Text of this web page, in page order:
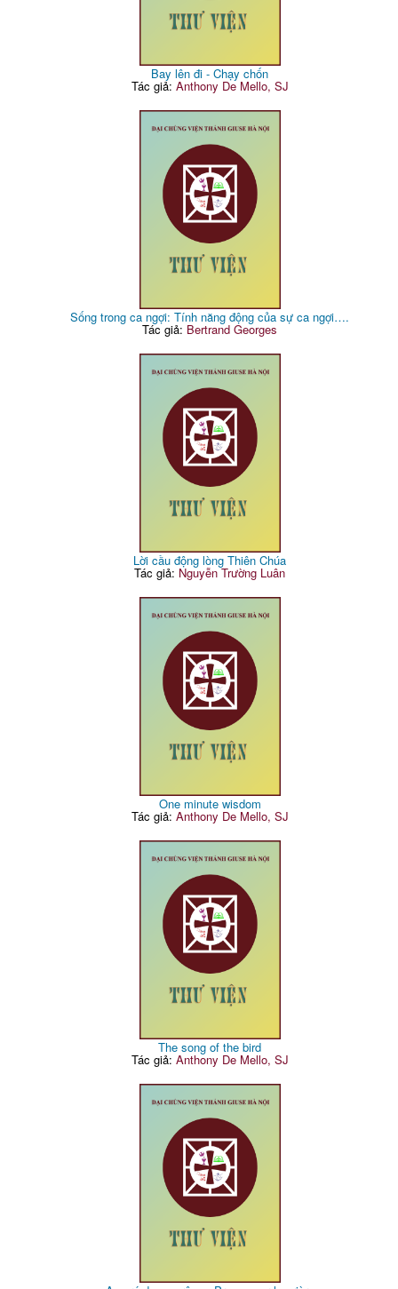
Bay lên đi - Chạy chốn
Tác giả: Anthony De Mello, SJ
Sống trong ca ngợi: Tính năng động của sự ca ngợi….
Tác giả: Bertrand Georges
Lời cầu động lòng Thiên Chúa
Tác giả: Nguyễn Trường Luân
One minute wisdom
Tác giả: Anthony De Mello, SJ
The song of the bird
Tác giả: Anthony De Mello, SJ